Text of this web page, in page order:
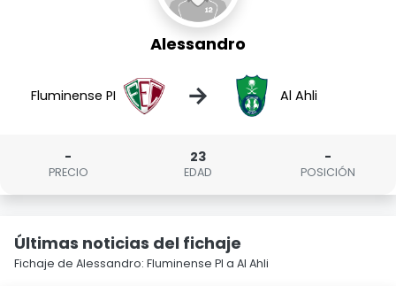
Alessandro
Fluminense PI → Al Ahli
-
PRECIO
23
EDAD
-
POSICIÓN
Últimas noticias del fichaje
Fichaje de Alessandro: Fluminense PI a Al Ahli